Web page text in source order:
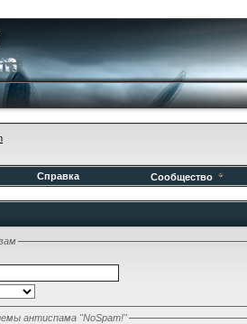
Справка Сообщество
антиспама "NoSpam!"